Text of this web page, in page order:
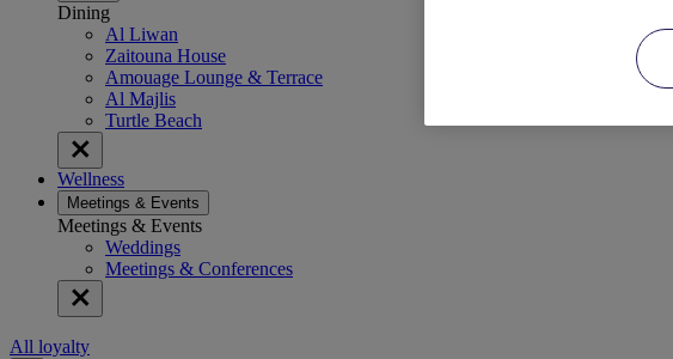
Dining
Al Liwan
Zaitouna House
Amouage Lounge & Terrace
Al Majlis
Turtle Beach
Wellness
Meetings & Events
Meetings & Events
Weddings
Meetings & Conferences
All loyalty